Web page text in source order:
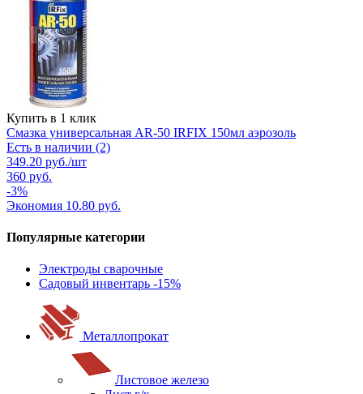
Купить в 1 клик
Смазка универсальная AR-50 IRFIX 150мл аэрозоль
Есть в наличии (2)
349.20 руб./шт
360 руб.
-3%
Экономия 10.80 руб.
Популярные категории
Электроды сварочные
Садовый инвентарь -15%
Металлопрокат
Листовое железо